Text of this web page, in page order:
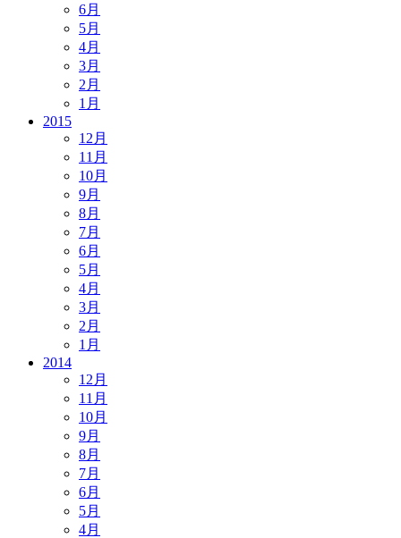
6月
5月
4月
3月
2月
1月
2015
12月
11月
10月
9月
8月
7月
6月
5月
4月
3月
2月
1月
2014
12月
11月
10月
9月
8月
7月
6月
5月
4月